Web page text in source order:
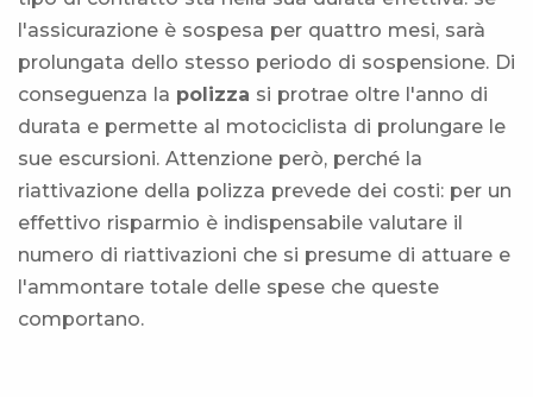
l'assicurazione è sospesa per quattro mesi, sarà
prolungata dello stesso periodo di sospensione. Di
conseguenza la polizza si protrae oltre l'anno di
durata e permette al motociclista di prolungare le
sue escursioni. Attenzione però, perché la
riattivazione della polizza prevede dei costi: per un
effettivo risparmio è indispensabile valutare il
numero di riattivazioni che si presume di attuare e
l'ammontare totale delle spese che queste
comportano.